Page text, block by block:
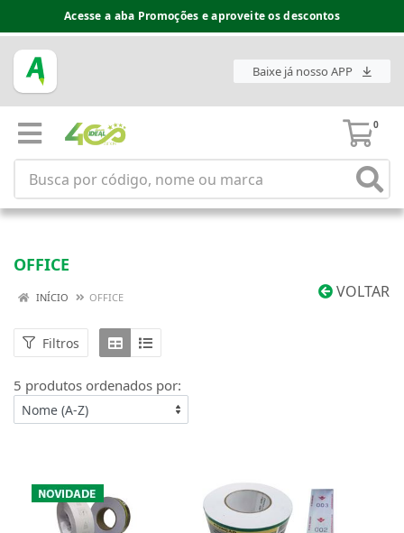
Acesse a aba Promoções e aproveite os descontos
Baixe já nosso APP
0
OFFICE
VOLTAR
INÍCIO OFFICE
Filtros
5 produtos ordenados por: